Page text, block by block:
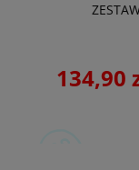
134,90